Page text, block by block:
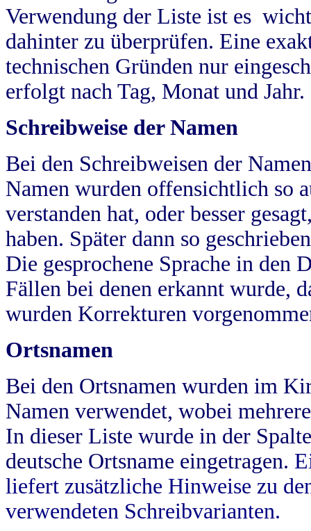
Verwendung der Liste ist es
dahinter zu überprüfen. Eine
technischen Gründen nur
erfolgt nach Tag, Monat und Jahr.
Schreibweise der Namen
Bei den Schreibweisen der
Namen wurden offensichtlich so
verstanden hat, oder besser
haben. Später dann so
Die gesprochene Sprache in
Fällen bei denen erkannt wurde,
wurden Korrekturen
Ortsnamen
Bei den Ortsnamen wurden im
Namen verwendet, wobei
In dieser Liste wurde in der
deutsche Ortsname eingetragen.
liefert zusätzliche Hinweise zu
verwendeten Schreibvarianten.